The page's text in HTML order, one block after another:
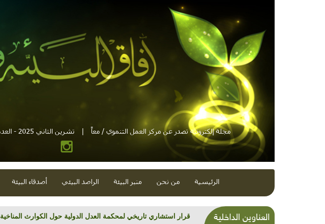
مجلة إلكترونية تصدر عن مركز العمل التنموي / معاً | تشرين الثاني 2025 - العدد 180 (2025-11-01)
الرئيسية من نحن منبر البيئة الراصد البيئي أصدقاء البيئة
العناوين الداخلية قرار استشاري تاريخي لمحكمة العدل الدولية حول الكوارث المناخية